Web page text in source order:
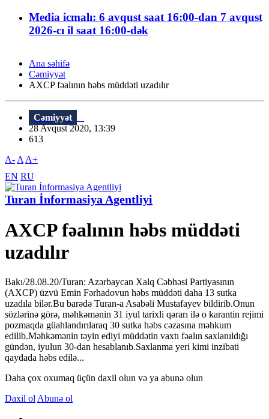
Media icmalı: 6 avqust saat 16:00-dan 7 avqust
2026-cı il saat 16:00-dək
Ana səhifə
Cəmiyyət
AXCP fəalının həbs müddəti uzadılır
Cəmiyyət
28 Avqust 2020, 13:39
613
A- A A+
EN RU
Turan İnformasiya Agentliyi
AXCP fəalının həbs müddəti
uzadılır
Bakı/28.08.20/Turan: Azərbaycan Xalq Cəbhəsi Partiyasının
(AXCP) üzvü Emin Fərhadovun həbs müddəti daha 13 sutka
uzadıla bilər.Bu barədə Turan-a Asabəli Mustafayev bildirib.Onun
sözlərinə görə, məhkəmənin 31 iyul tarixli qərarı ilə o karantin rejimi
pozmaqda güahlandırılaraq 30 sutka həbs cəzasına məhkum
edilib.Məhkəmənin təyin ediyi müddətin vaxtı fəalın saxlanıldığı
gündən, iyulun 30-dan hesablanıb.Saxlanma yeri kimi inzibati
qaydada həbs edilə...
Daha çox oxumaq üçün daxil olun və ya abunə olun
Daxil ol Abunə ol